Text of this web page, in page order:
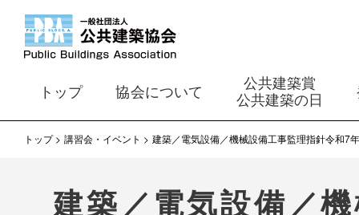
トップ 協会について
公共建築賞
公共建築の日
トップ 講習会・イベント 建築／電気設備／機械設備工事監理指針令和7
建築／電気設備／